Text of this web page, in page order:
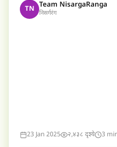
TN Team NisargaRanga
निसर्गरंग
23 Jan 2025 २,४३८ दृश्ये 3